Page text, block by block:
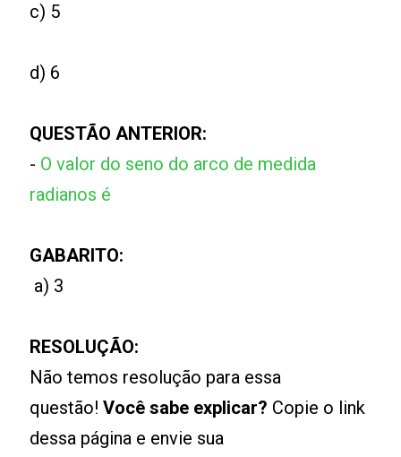
c) 5
d) 6
QUESTÃO ANTERIOR:
- O valor do seno do arco de medida
radianos é
GABARITO:
a) 3
RESOLUÇÃO:
Não temos resolução para essa
questão!Você sabe explicar? Copie o link
dessa página e envie sua